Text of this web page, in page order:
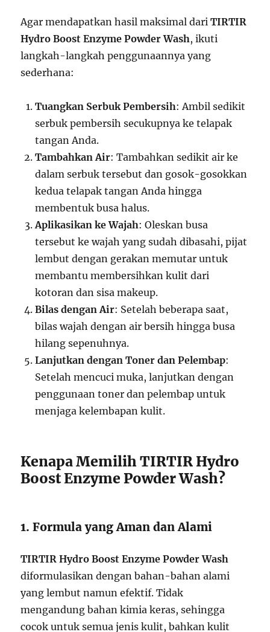
Agar mendapatkan hasil maksimal dariTIRTIR
Hydro Boost Enzyme Powder Wash, ikuti
langkah-langkah penggunaannya yang
sederhana:
Tuangkan Serbuk Pembersih: Ambil sedikit
serbuk pembersih secukupnya ke telapak
tangan Anda.
Tambahkan Air: Tambahkan sedikit air ke
dalam serbuk tersebut dan gosok-gosokkan
kedua telapak tangan Anda hingga
membentuk busa halus.
Aplikasikan ke Wajah: Oleskan busa
tersebut ke wajah yang sudah dibasahi, pijat
lembut dengan gerakan memutar untuk
membantu membersihkan kulit dari
kotoran dan sisa makeup.
Bilas dengan Air: Setelah beberapa saat,
bilas wajah dengan air bersih hingga busa
hilang sepenuhnya.
Lanjutkan dengan Toner dan Pelembap:
Setelah mencuci muka, lanjutkan dengan
penggunaan toner dan pelembap untuk
menjaga kelembapan kulit.
Kenapa Memilih TIRTIR Hydro
Boost Enzyme Powder Wash?
1. Formula yang Aman dan Alami
TIRTIR Hydro Boost Enzyme Powder Wash
diformulasikan dengan bahan-bahan alami
yang lembut namun efektif. Tidak
mengandung bahan kimia keras, sehingga
cocok untuk semua jenis kulit, bahkan kulit